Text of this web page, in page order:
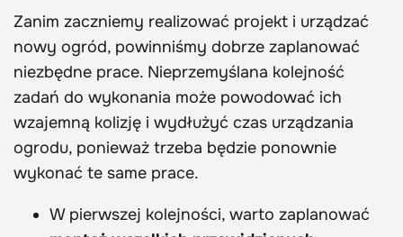
Zanim zaczniemy realizować projekt i urządzać
nowy ogród, powinniśmy dobrze zaplanować
niezbędne prace. Nieprzemyślana kolejność
zadań do wykonania może powodować ich
wzajemną kolizję i wydłużyć czas urządzania
ogrodu, ponieważ trzeba będzie ponownie
wykonać te same prace.
W pierwszej kolejności, warto zaplanować